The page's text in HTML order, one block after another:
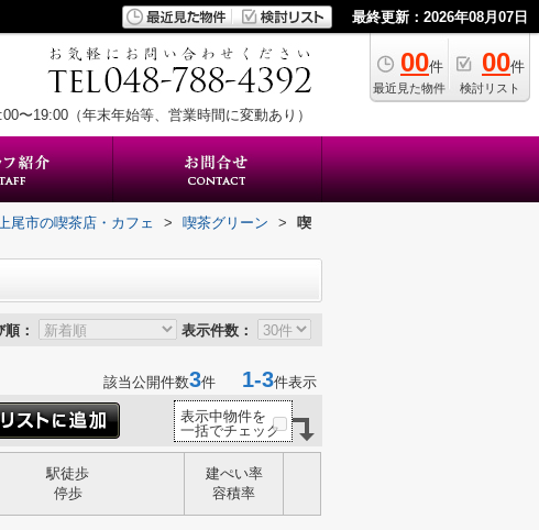
最終更新：2026年08月07日
00件
最近見た物件
00件
検討リスト
〜19:00（年末年始等、営業時間に変動あり）
尾市の喫茶店・カフェ > 喫茶グリーン >
喫
： 表示件数：
該当公開件数3件 1-3件表示
表示中物件を
一括でチェック
駅徒歩
停歩
建ぺい率
容積率